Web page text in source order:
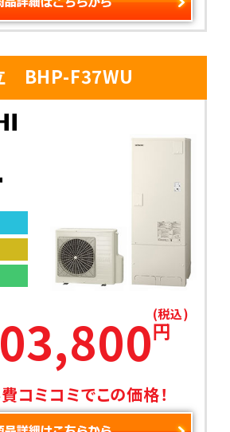
BHP-F37WU
円
(税込)
コミコミでこの価格！